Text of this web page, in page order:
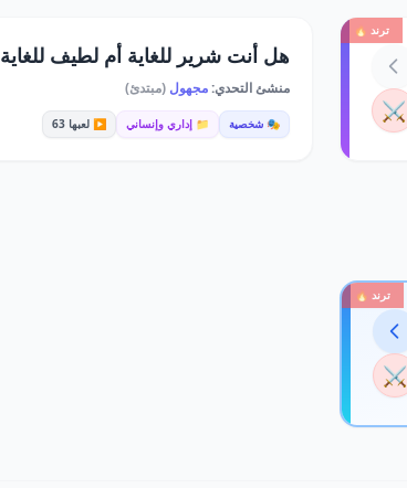
ترند 🔥
⚔️
هل أنت شرير للغاية أم لطيف للغاية
منشئ التحدي:مجهول (مبتدئ)
🎭 شخصية 📁 إداري وإنساني ▶️ لعبها 63
ترند 🔥
⚔️